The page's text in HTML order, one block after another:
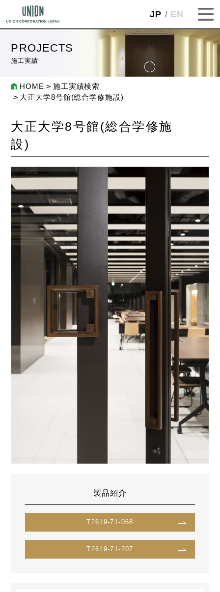
JP EN
PROJECTS
施工実績
HOME
施工実績検索
大正大学8号館(総合学修施設)
大正大学8号館(総合学修施
設)
製品紹介
T2619-71-068
T2619-71-207